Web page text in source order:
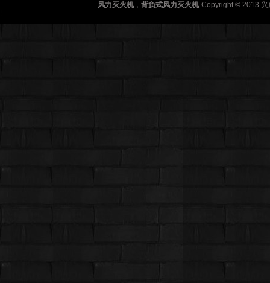
风力灭火机， 背负式风力灭火机-Copyright © 2013 兴